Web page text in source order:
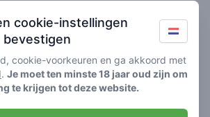
cookie-instellingen
bevestigen
cookie-voorkeuren en ga akkoord met
. Je moet ten minste 18 jaar oud zijn om
te krijgen tot deze website.